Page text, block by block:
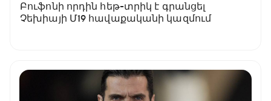
Բուֆոնի որդին հեթ-տրիկ է գրանցել
Չեխիայի Մ19 հավաքականի կազմում